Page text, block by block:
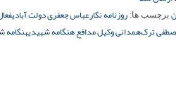
برچسب ها: روزنامه نگارعباس جعفری دولت آبادی
ترک‌همدانی وکیل مدافع هنگامه شهیدی